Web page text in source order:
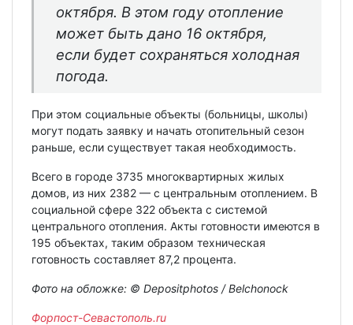
октября. В этом году отопление
может быть дано 16 октября,
если будет сохраняться холодная
погода.
При этом социальные объекты (больницы, школы)
могут подать заявку и начать отопительный сезон
раньше, если существует такая необходимость.
Всего в городе 3735 многоквартирных жилых
домов, из них 2382 — с центральным отоплением. В
социальной сфере 322 объекта с системой
центрального отопления. Акты готовности имеются в
195 объектах, таким образом техническая
готовность составляет 87,2 процента.
Фото на обложке: © Depositphotos / Belchonock
Форпост-Севастополь.ru